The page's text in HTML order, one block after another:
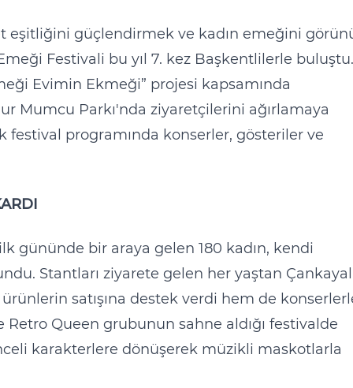
eşitliğini güçlendirmek ve kadın emeğini
Festivali bu yıl 7. kez Başkentlilerle buluştu.
Evimin Ekmeği” projesi kapsamında
Mumcu Parkı'nda ziyaretçilerini ağırlamaya
festival programında konserler, gösteriler ve
gününde bir araya gelen 180 kadın, kendi
Stantları ziyarete gelen her yaştan
satışına destek verdi hem de
Retro Queen grubunun sahne aldığı festivalde
karakterlere dönüşerek müzikli maskotlarla